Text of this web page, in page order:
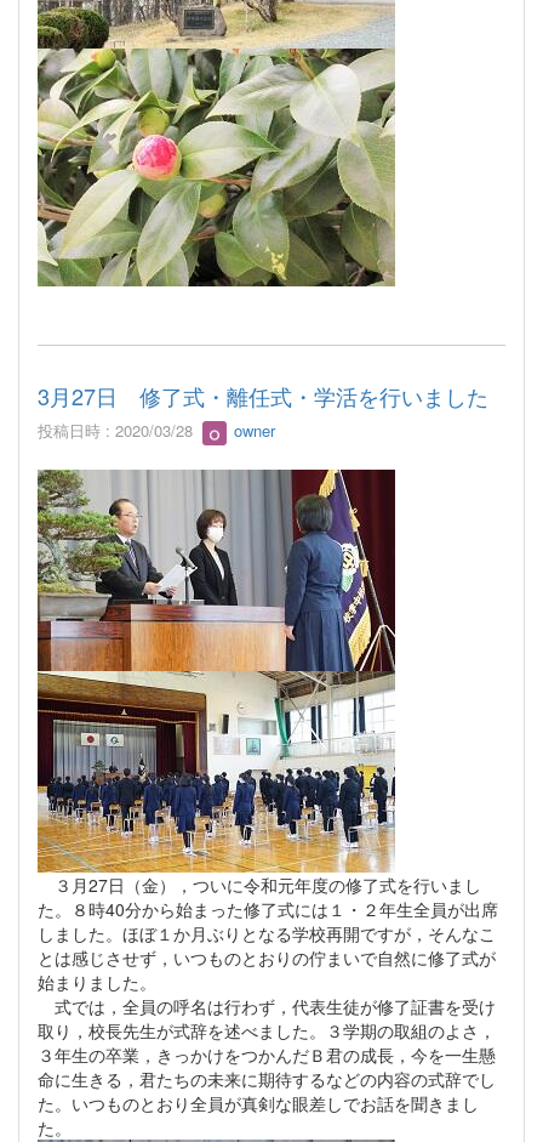
3月27日 修了式・離任式・学活を行いました
投稿日時 : 2020/03/28 owner
３月27日（金），ついに令和元年度の修了式を行いまし
た。８時40分から始まった修了式には１・２年生全員が出席
しました。ほぼ１か月ぶりとなる学校再開ですが，そんなこ
とは感じさせず，いつものとおりの佇まいで自然に修了式が
始まりました。
式では，全員の呼名は行わず，代表生徒が修了証書を受け
取り，校長先生が式辞を述べました。３学期の取組のよさ，
３年生の卒業，きっかけをつかんだＢ君の成長，今を一生懸
命に生きる，君たちの未来に期待するなどの内容の式辞でし
た。いつものとおり全員が真剣な眼差しでお話を聞きまし
た。